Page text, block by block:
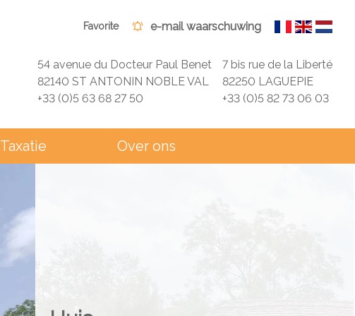
Taxatie Over ons
Favorite e-mail waarschuwing
54 avenue du Docteur Paul Benet
82140 ST ANTONIN NOBLE VAL
+33 (0)5 63 68 27 50
7 bis rue de la Liberté
82250 LAGUEPIE
+33 (0)5 82 73 06 03